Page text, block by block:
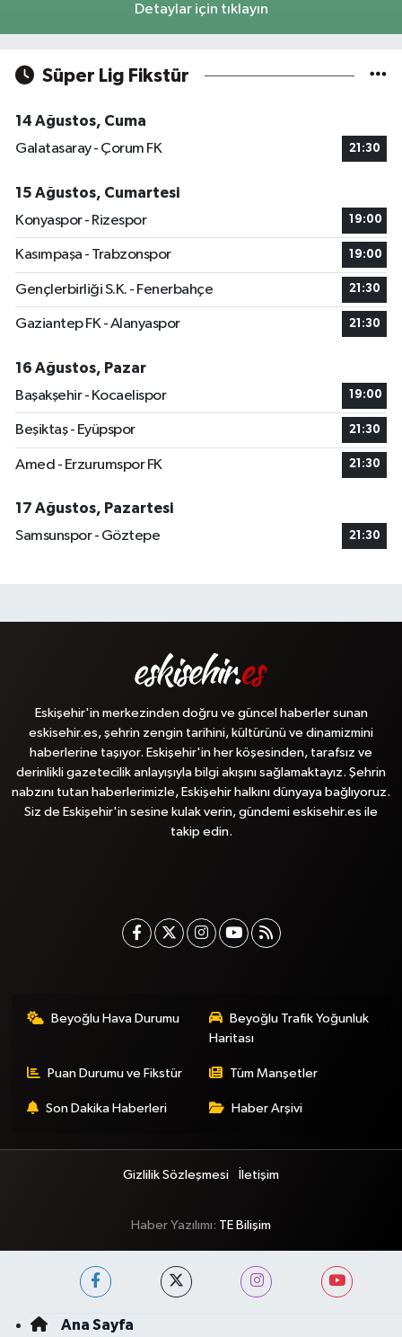
Detaylar için tıklayın
Süper Lig Fikstür
14 Ağustos, Cuma
Galatasaray - Çorum FK
21:30
15 Ağustos, Cumartesi
Konyaspor - Rizespor
19:00
Kasımpaşa - Trabzonspor 19:00
Gençlerbirliği S.K. - Fenerbahçe 21:30
Gaziantep FK - Alanyaspor 21:30
16 Ağustos, Pazar
Başakşehir - Kocaelispor
19:00
Beşiktaş - Eyüpspor 21:30
Amed - Erzurumspor FK 21:30
17 Ağustos, Pazartesi
Samsunspor - Göztepe
21:30
Eskişehir'in merkezinden doğru ve güncel haberler sunan
eskisehir.es, şehrin zengin tarihini, kültürünü ve dinamizmini
haberlerine taşıyor. Eskişehir'in her köşesinden, tarafsız ve
derinlikli gazetecilik anlayışıyla bilgi akışını sağlamaktayız. Şehrin
nabzını tutan haberlerimizle, Eskişehir halkını dünyaya bağlıyoruz.
Siz de Eskişehir'in sesine kulak verin, gündemi eskisehir.es ile
takip edin.
Beyoğlu Hava Durumu
Beyoğlu Trafik Yoğunluk
Haritası
Puan Durumu ve Fikstür Tüm Manşetler
Son Dakika Haberleri Haber Arşivi
Gizlilik Sözleşmesi İletişim
Haber Yazılımı: TE Bilişim
Ana Sayfa